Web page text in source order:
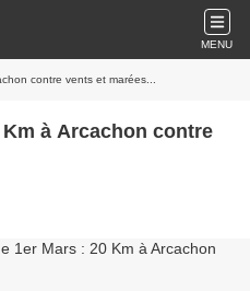
MENU
contre vents et marées...
à Arcachon contre